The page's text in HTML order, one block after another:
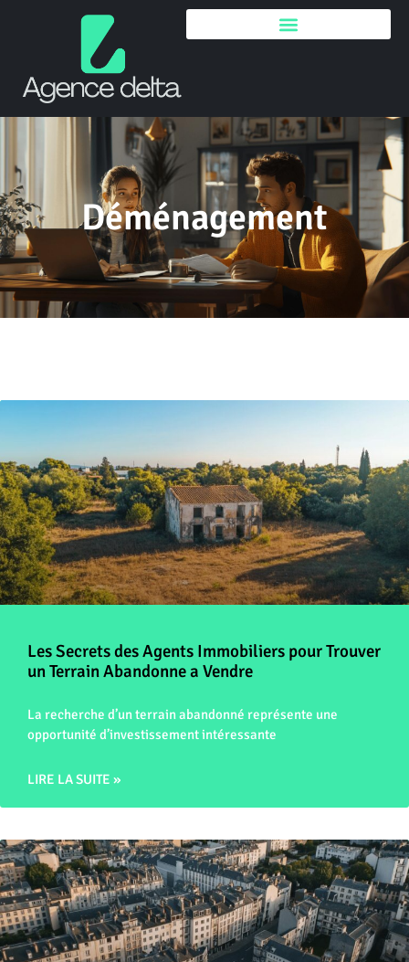
Déménagement
Les Secrets des Agents Immobiliers pour Trouver
un Terrain Abandonne a Vendre
La recherche d’un terrain abandonné représente une
opportunité d’investissement intéressante
LIRE LA SUITE »